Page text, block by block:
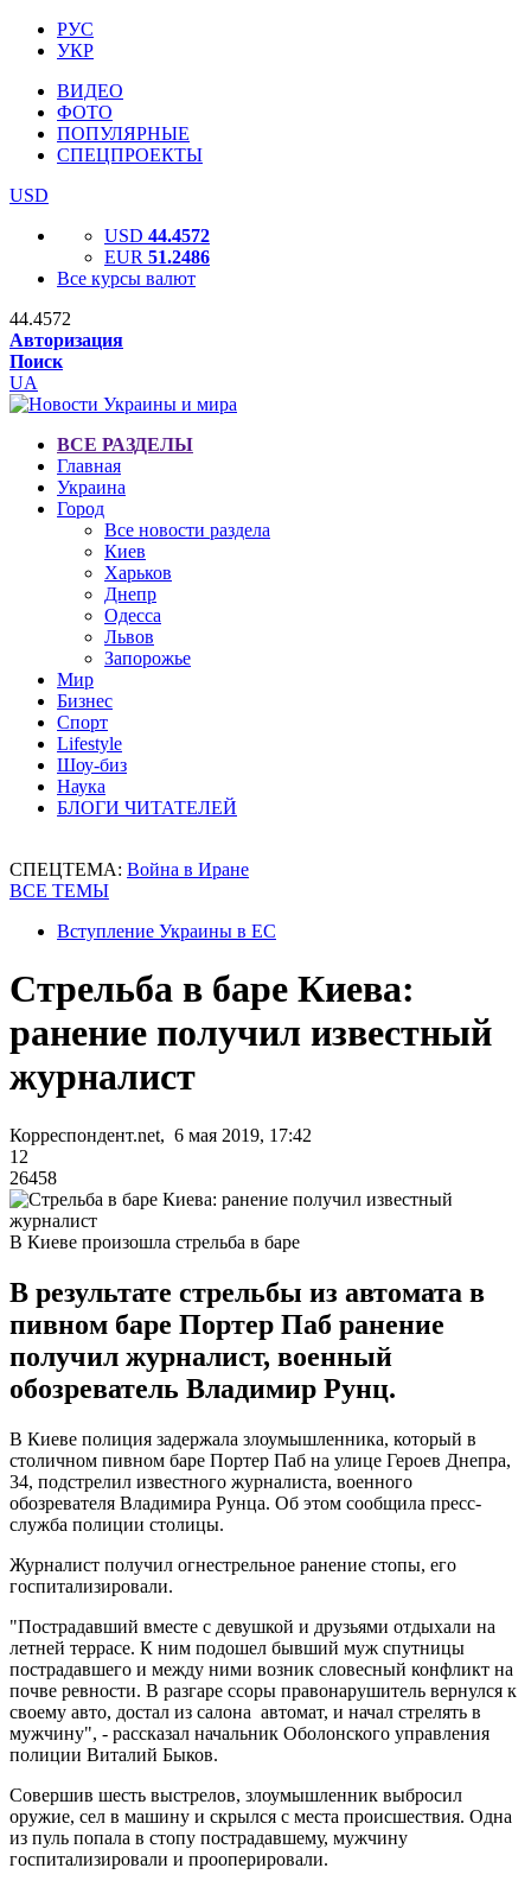
РУС
УКР
ВИДЕО
ФОТО
ПОПУЛЯРНЫЕ
СПЕЦПРОЕКТЫ
USD
USD 44.4572
EUR 51.2486
Все курсы валют
44.4572
Авторизация
Поиск
UA
ВСЕ РАЗДЕЛЫ
Главная
Украина
Город
Все новости раздела
Киев
Харьков
Днепр
Одесса
Львов
Запорожье
Мир
Бизнес
Спорт
Lifestyle
Шоу-биз
Наука
БЛОГИ ЧИТАТЕЛЕЙ
СПЕЦТЕМА: Война в Иране
ВСЕ ТЕМЫ
Вступление Украины в ЕС
Стрельба в баре Киева:
ранение получил известный
журналист
Корреспондент.net, 6 мая 2019, 17:42
12
26458
В Киеве произошла стрельба в баре
В результате стрельбы из автомата в
пивном баре Портер Паб ранение
получил журналист, военный
обозреватель Владимир Рунц.
В Киеве полиция задержала злоумышленника, который в
столичном пивном баре Портер Паб на улице Героев Днепра,
34, подстрелил известного журналиста, военного
обозревателя Владимира Рунца. Об этом сообщила пресс-
служба полиции столицы.
Журналист получил огнестрельное ранение стопы, его
госпитализировали.
"Пострадавший вместе с девушкой и друзьями отдыхали на
летней террасе. К ним подошел бывший муж спутницы
пострадавшего и между ними возник словесный конфликт на
почве ревности. В разгаре ссоры правонарушитель вернулся к
своему авто, достал из салона автомат, и начал стрелять в
мужчину", - рассказал начальник Оболонского управления
полиции Виталий Быков.
Совершив шесть выстрелов, злоумышленник выбросил
оружие, сел в машину и скрылся с места происшествия. Одна
из пуль попала в стопу пострадавшему, мужчину
госпитализировали и прооперировали.